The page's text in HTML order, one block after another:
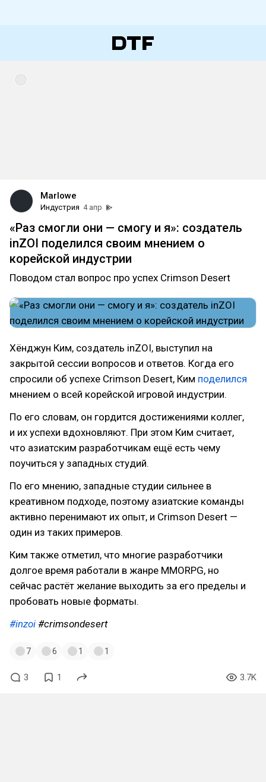
Marlowe
Индустрия 4 апр
«Раз смогли они — смогу и я»: создатель
inZOI поделился своим мнением о
корейской индустрии
Поводом стал вопрос про успех Crimson Desert
Хёнджун Ким, создатель inZOI, выступил на
закрытой сессии вопросов и ответов. Когда его
спросили об успехе Crimson Desert, Ким поделился
мнением о всей корейской игровой индустрии.
По его словам, он гордится достижениями коллег,
и их успехи вдохновляют. При этом Ким считает,
что азиатским разработчикам ещё есть чему
поучиться у западных студий.
По его мнению, западные студии сильнее в
креативном подходе, поэтому азиатские команды
активно перенимают их опыт, и Crimson Desert —
один из таких примеров.
Ким также отметил, что многие разработчики
долгое время работали в жанре MMORPG, но
сейчас растёт желание выходить за его пределы и
пробовать новые форматы.
#inzoi #crimsondesert
7 6 1 1
3 1 3.7K